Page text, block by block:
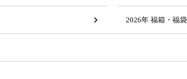
2026年 福箱・福袋